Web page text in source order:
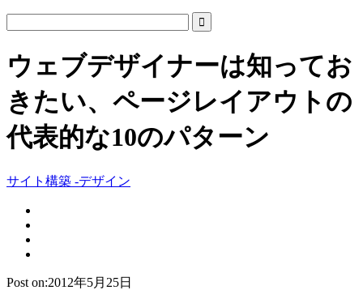
ウェブデザイナーは知ってお
きたい、ページレイアウトの
代表的な10のパターン
サイト構築 -デザイン
Post on:2012年5月25日